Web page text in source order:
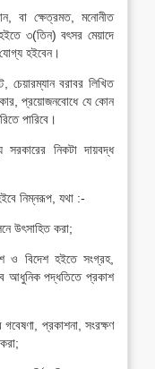
বা ক্ষেত্রমত, মনোনীত
৩(তিন) বৎসর মেয়াদে
হইবেন।
বরাবর লিখিত
প্রয়োজনবোধে যে কোন
পারিবে।
নিকটা দায়বদ্ধ
হইবে নিম্নরূপ, যথা :-
উৎসাহিত করা;
ও বিদেশ হইতে সংগ্রহ,
আধুনিক পদ্ধতিতে প্রকাশ
প্রকাশনা, সংরক্ষণ